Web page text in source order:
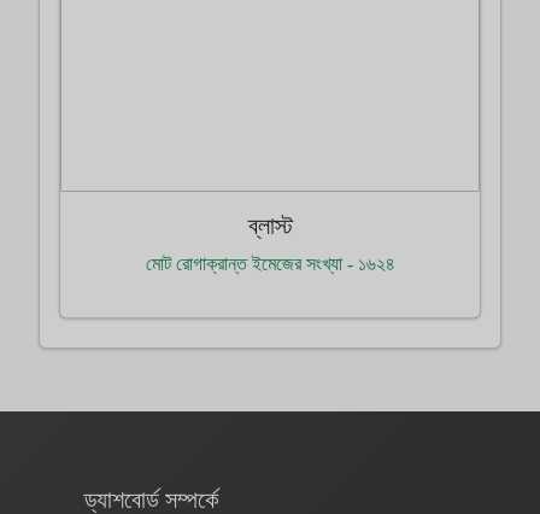
ব্লাস্ট
মোট রোগাক্রান্ত ইমেজের সংখ্যা - ১৬২৪
ড্যাশবোর্ড সম্পর্কে